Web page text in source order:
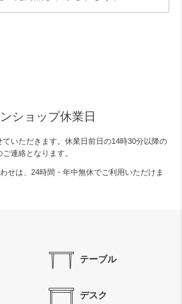
ショップ休業日
いただきます。休業日前日の14時30分以降の
連絡となります。
せは、 24時間・年中無休でご利用いただけま
テーブル
デスク